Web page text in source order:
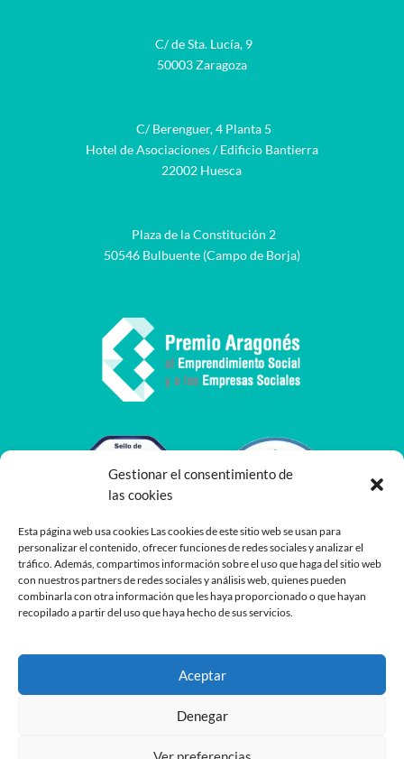
Gestionar el consentimiento de
las cookies
Esta página web usa cookies Las cookies de este sitio web se usan para
personalizar el contenido, ofrecer funciones de redes sociales y analizar el
tráfico. Además, compartimos información sobre el uso que haga del sitio web
con nuestros partners de redes sociales y análisis web, quienes pueden
combinarla con otra información que les haya proporcionado o que hayan
recopilado a partir del uso que haya hecho de sus servicios.
Aceptar
Denegar
C/ de Sta. Lucía, 9
50003 Zaragoza
C/ Berenguer, 4 Planta 5
Hotel de Asociaciones / Edificio Bantierra
22002 Huesca
Plaza de la Constitución 2
50546 Bulbuente (Campo de Borja)